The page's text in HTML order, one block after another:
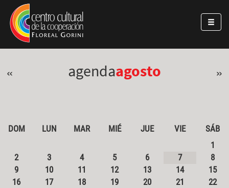
Pasar al contenido principal
Jump to main content
« agendaagosto »
DOM LUN MAR MIÉ JUE VIE
SÁB
1
2
3 4 5 6 7
8
9
10 11 12 13 14
15
16
17 18 19 20 21
22